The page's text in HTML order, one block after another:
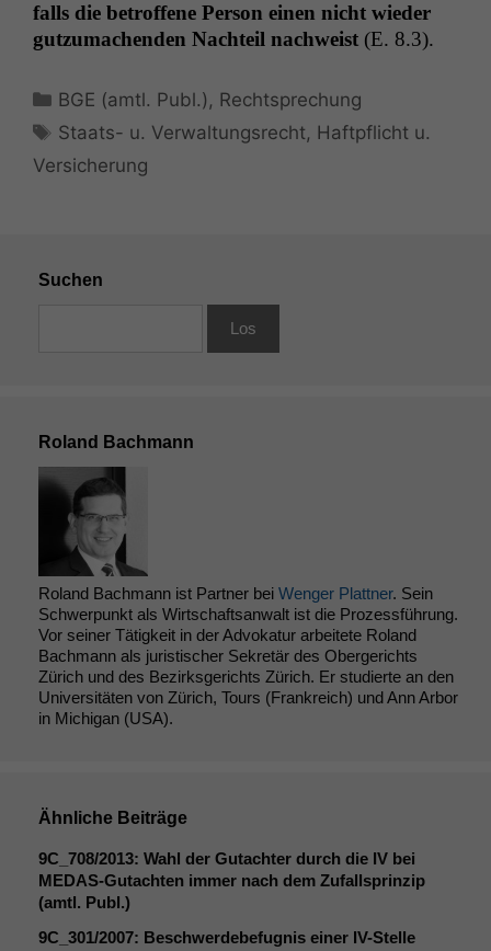
falls die betrof­fene Per­son einen nicht wieder
gutzu­machen­den Nachteil nach­weist (E. 8.3).
Kategorien
BGE (amtl. Publ.) , Rechtsprechung
Schlagwörter
Staats- u. Verwaltungsrecht, Haftpflicht u.
Versicherung
Suchen
Roland Bachmann
Roland Bachmann ist Partner bei Wenger Plattner. Sein
Schwerpunkt als Wirtschaftsanwalt ist die Prozessführung.
Vor seiner Tätigkeit in der Advokatur arbeitete Roland
Bachmann als juristischer Sekretär des Obergerichts
Zürich und des Bezirksgerichts Zürich. Er studierte an den
Universitäten von Zürich, Tours (Frankreich) und Ann Arbor
in Michigan (USA).
Ähnliche Beiträge
9C_708/2013: Wahl der Gutachter durch die IV bei
MEDAS-Gutachten immer nach dem Zufallsprinzip
(amtl. Publ.)
9C_301/2007: Beschwerdebefugnis einer IV-Stelle